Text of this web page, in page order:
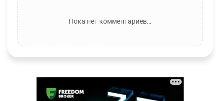
Пока нет комментариев…